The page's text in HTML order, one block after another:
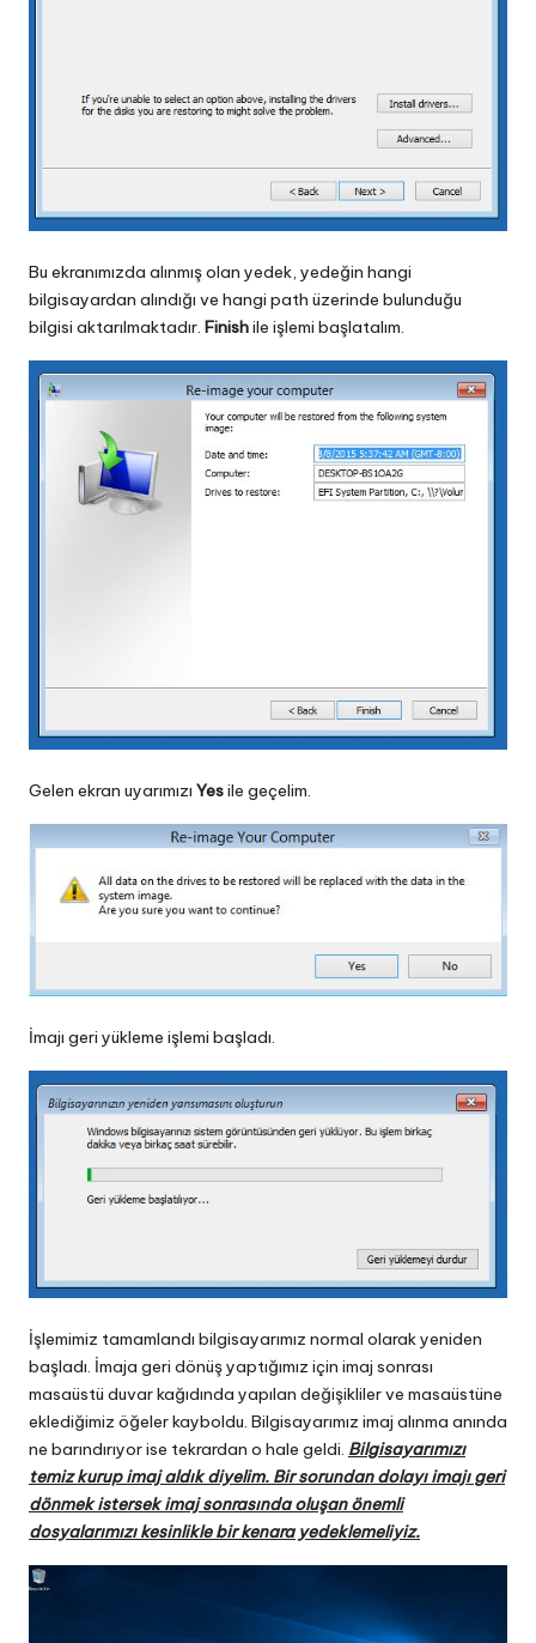
Bu ekranımızda alınmış olan yedek, yedeğin hangi
bilgisayardan alındığı ve hangi path üzerinde bulunduğu
bilgisi aktarılmaktadır. Finishile işlemi başlatalım.
Gelen ekran uyarımızı Yesile geçelim.
İmajı geri yükleme işlemi başladı.
İşlemimiz tamamlandı bilgisayarımız normal olarak yeniden
başladı. İmaja geri dönüş yaptığımız için imaj sonrası
masaüstü duvar kağıdında yapılan değişikliler ve masaüstüne
eklediğimiz öğeler kayboldu. Bilgisayarımız imaj alınma anında
ne barındırıyor ise tekrardan o hale geldi. Bilgisayarımızı
temiz kurup imaj aldık diyelim. Bir sorundan dolayı imajı geri
dönmek istersek imaj sonrasında oluşan önemli
dosyalarımızı kesinlikle bir kenara yedeklemeliyiz.